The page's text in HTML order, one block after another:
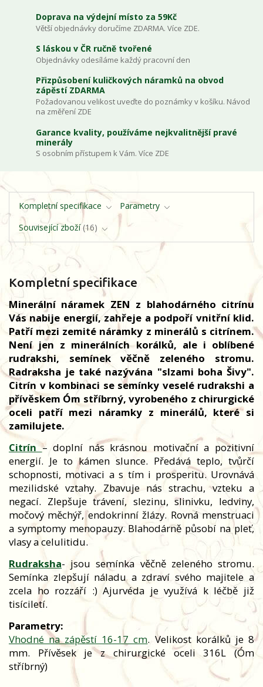
Doprava na výdejní místo za 59Kč
Větší objednávky doručíme ZDARMA. Více ZDE.
S láskou v ČR ručně tvořené
Objednávky odesíláme každý pracovní den
Přizpůsobení kuličkových náramků na obvod
zápěstí ZDARMA
Požadovanou velikost uveďte do poznámky v košíku. Návod
na změření ZDE
Garance kvality, používáme nejkvalitnější pravé
minerály
S osobním přístupem k Vám. Více ZDE
Kompletní specifikace
Parametry
Související zboží 16
Kompletní specifikace
Minerální náramek ZEN z blahodárného citrínu
Vás nabije energií, zahřeje a podpoří vnitřní klid.
Patří mezi zemité náramky z minerálů s citrínem.
Není jen z minerálních korálků, ale i oblíbené
rudrakshi, semínek věčně zeleného stromu.
Radraksha je také nazývána "slzami boha Šivy".
Citrín v kombinaci se semínky veselé rudrakshi a
přívěskem Óm stříbrný, vyrobeného z chirurgické
oceli patří mezi náramky z minerálů, které si
zamilujete.
Citrín– doplní nás krásnou motivační a pozitivní
energií. Je to kámen slunce. Předává teplo, tvůrčí
schopnosti, motivaci a s tím i prosperitu. Urovnává
mezilidské vztahy. Zbavuje nás strachu, vzteku a
negací. Zlepšuje trávení, slezinu, slinivku, ledviny,
močový měchýř, endokrinní žlázy. Rovná menstruaci
a symptomy menopauzy. Blahodárně působí na pleť,
vlasy a celulitidu.
Rudraksha- jsou semínka věčně zeleného stromu.
Semínka zlepšují náladu a zdraví svého majitele a
zcela ho rozzáří :) Ajurvéda je využívá k léčbě již
tisíciletí.
Parametry:
Vhodné na zápěstí 16-17 cm. Velikost korálků je 8
mm. Přívěsek je z chirurgické oceli 316L (Óm
stříbrný)